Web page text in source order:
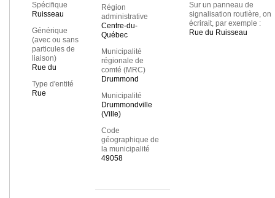
Spécifique
Ruisseau
Générique
(avec ou sans
particules de
liaison)
Rue du
Type d'entité
Rue
Région
administrative
Centre-du-
Québec
Municipalité
régionale de
comté (MRC)
Drummond
Municipalité
Drummondville
(Ville)
Code
géographique de
la municipalité
49058
Sur un panneau de
signalisation routière, on
écrirait, par exemple :
Rue du Ruisseau